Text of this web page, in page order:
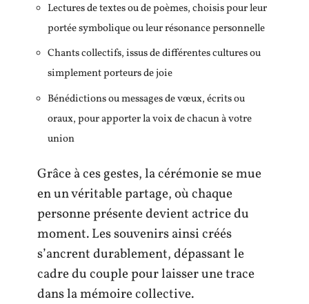
Lectures de textes ou de poèmes, choisis pour leur
portée symbolique ou leur résonance personnelle
Chants collectifs, issus de différentes cultures ou
simplement porteurs de joie
Bénédictions ou messages de vœux, écrits ou
oraux, pour apporter la voix de chacun à votre
union
Grâce à ces gestes, la cérémonie se mue
en un véritable partage, où chaque
personne présente devient actrice du
moment. Les souvenirs ainsi créés
s’ancrent durablement, dépassant le
cadre du couple pour laisser une trace
dans la mémoire collective.